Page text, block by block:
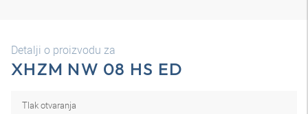
Detalji o proizvodu za
XHZM NW 08 HS ED
Tlak otvaranja